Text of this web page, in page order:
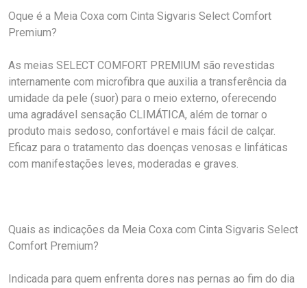
Oque é a Meia Coxa com Cinta Sigvaris Select Comfort
Premium?
As meias SELECT COMFORT PREMIUM são revestidas
internamente com microfibra que auxilia a transferência da
umidade da pele (suor) para o meio externo, oferecendo
uma agradável sensação CLIMÁTICA, além de tornar o
produto mais sedoso, confortável e mais fácil de calçar.
Eficaz para o tratamento das doenças venosas e linfáticas
com manifestações leves, moderadas e graves.
Quais as indicações da Meia Coxa com Cinta Sigvaris Select
Comfort Premium?
Indicada para quem enfrenta dores nas pernas ao fim do dia